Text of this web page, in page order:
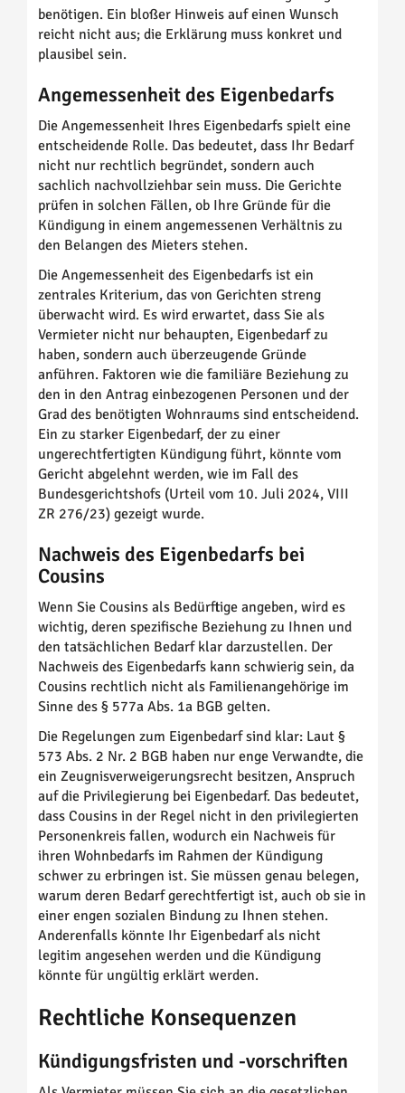
benötigen. Ein bloßer Hinweis auf einen Wunsch
reicht nicht aus; die Erklärung muss konkret und
plausibel sein.
Angemessenheit des Eigenbedarfs
Die Angemessenheit Ihres Eigenbedarfs spielt eine
entscheidende Rolle. Das bedeutet, dass Ihr Bedarf
nicht nur rechtlich begründet, sondern auch
sachlich nachvollziehbar sein muss. Die Gerichte
prüfen in solchen Fällen, ob Ihre Gründe für die
Kündigung in einem angemessenen Verhältnis zu
den Belangen des Mieters stehen.
Die Angemessenheit des Eigenbedarfs ist ein
zentrales Kriterium, das von Gerichten streng
überwacht wird. Es wird erwartet, dass Sie als
Vermieter nicht nur behaupten, Eigenbedarf zu
haben, sondern auch überzeugende Gründe
anführen. Faktoren wie die familiäre Beziehung zu
den in den Antrag einbezogenen Personen und der
Grad des benötigten Wohnraums sind entscheidend.
Ein zu starker Eigenbedarf, der zu einer
ungerechtfertigten Kündigung führt, könnte vom
Gericht abgelehnt werden, wie im Fall des
Bundesgerichtshofs (Urteil vom 10. Juli 2024, VIII
ZR 276/23) gezeigt wurde.
Nachweis des Eigenbedarfs bei
Cousins
Wenn Sie Cousins als Bedürftige angeben, wird es
wichtig, deren spezifische Beziehung zu Ihnen und
den tatsächlichen Bedarf klar darzustellen. Der
Nachweis des Eigenbedarfs kann schwierig sein, da
Cousins rechtlich nicht als Familienangehörige im
Sinne des § 577a Abs. 1a BGB gelten.
Die Regelungen zum Eigenbedarf sind klar: Laut §
573 Abs. 2 Nr. 2 BGB haben nur enge Verwandte, die
ein Zeugnisverweigerungsrecht besitzen, Anspruch
auf die Privilegierung bei Eigenbedarf. Das bedeutet,
dass Cousins in der Regel nicht in den privilegierten
Personenkreis fallen, wodurch ein Nachweis für
ihren Wohnbedarfs im Rahmen der Kündigung
schwer zu erbringen ist. Sie müssen genau belegen,
warum deren Bedarf gerechtfertigt ist, auch ob sie in
einer engen sozialen Bindung zu Ihnen stehen.
Anderenfalls könnte Ihr Eigenbedarf als nicht
legitim angesehen werden und die Kündigung
könnte für ungültig erklärt werden.
Rechtliche Konsequenzen
Kündigungsfristen und -vorschriften